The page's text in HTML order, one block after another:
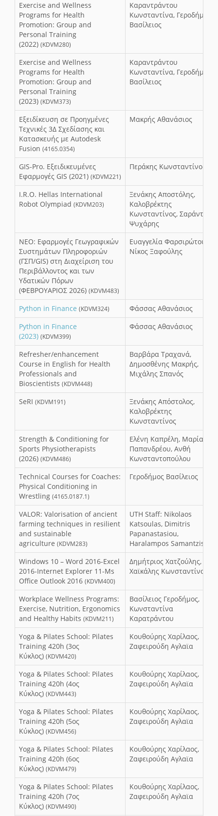
Exercise and Wellness
Programs for Health
Promotion: Group and
Personal Training
(2022) (KDVM280)
Καραντράντου
Κωνσταντίνα, Γεροδήμος
Βασίλειος
Exercise and Wellness
Programs for Health
Promotion: Group and
Personal Training
(2023) (KDVM373)
Καραντράντου
Κωνσταντίνα, Γεροδήμος
Βασίλειος
Eξειδίκευση σε Προηγμένες
Τεχνικές 3Δ Σχεδίασης και
Κατασκευής με Autodesk
Fusion (4165.0354)
Μακρής Αθανάσιος
GIS-Pro. Εξειδικευμένες
Εφαρμογές GIS (2021) (KDVM221)
Περάκης Κωνσταντίνος
I.R.O. Hellas International
Robot Olympiad (KDVM203)
Ξενάκης Αποστόλης,
Καλοβρέκτης
Κωνσταντίνος, Σαράντος
Ψυχάρης
NEO: Εφαρμογές Γεωγραφικών
Συστημάτων Πληροφοριών
(ΓΣΠ/GIS) στη Διαχείριση του
Περιβάλλοντος και των
Υδατικών Πόρων
(ΦΕΒΡΟΥΑΡΙΟΣ 2026) (KDVM483)
Ευαγγελία Φαρσιρώτου,
Νίκος Ξαφούλης
Python in Finance (KDVM324)
Φάσσας Αθανάσιος
Python in Finance
(2023) (KDVM399)
Φάσσας Αθανάσιος
Refresher/enhancement
Course in English for Health
Professionals and
Bioscientists (KDVM448)
Βαρβάρα Τραχανά,
Δημοσθένης Μακρής,
Μιχάλης Σπανός
SeRI (KDVM191)
Ξενάκης Απόστολος,
Καλοβρέκτης
Κωνσταντίνος
Strength & Conditioning for
Sports Physiotherapists
(2026) (KDVM486)
Ελένη Καπρέλη, Μαρία
Παπανδρέου, Ανθή
Κωνσταντοπούλου
Technical Courses for Coaches:
Physical Conditioning in
Wrestling (4165.0187.1)
Γεροδήμος Βασίλειος
VALOR: Valorisation of ancient
farming techniques in resilient
and sustainable
agriculture (KDVM283)
UTH Staff: Nikolaos
Katsoulas, Dimitris
Papanastasiou,
Haralampos Samantzis
Windows 10 – Word 2016-Excel
2016-Internet Explorer 11-Ms
Office Outlook 2016 (KDVM400)
Δημήτριος Χατζούλης,
Χαϊκάλης Κωνσταντίνος
Workplace Wellness Programs:
Exercise, Nutrition, Ergonomics
and Healthy Habits (KDVM211)
Βασίλειος Γεροδήμος,
Κωνσταντίνα
Καρατράντου
Yoga & Pilates School: Pilates
Training 420h (3ος
Κύκλος) (KDVM420)
Κουθούρης Χαρίλαος,
Ζαφειρούδη Αγλαϊα
Yoga & Pilates School: Pilates
Training 420h (4ος
Κύκλος) (KDVM443)
Κουθούρης Χαρίλαος,
Ζαφειρούδη Αγλαϊα
Yoga & Pilates School: Pilates
Training 420h (5ος
Κύκλος) (KDVM456)
Κουθούρης Χαρίλαος,
Ζαφειρούδη Αγλαϊα
Yoga & Pilates School: Pilates
Training 420h (6ος
Κύκλος) (KDVM479)
Κουθούρης Χαρίλαος,
Ζαφειρούδη Αγλαϊα
Yoga & Pilates School: Pilates
Training 420h (7ος
Κύκλος) (KDVM490)
Κουθούρης Χαρίλαος,
Ζαφειρούδη Αγλαϊα